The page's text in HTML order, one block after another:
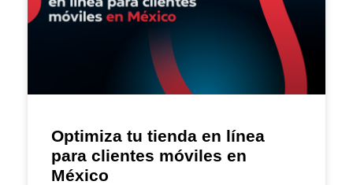
Optimiza tu tienda en línea
para clientes móviles en
México